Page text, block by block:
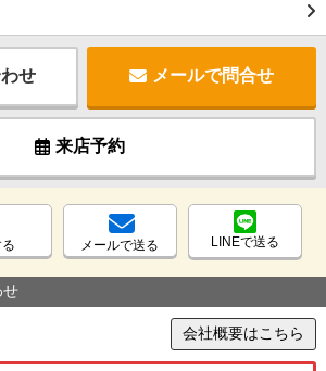
せ メールで問合せ
来店予約
メールで送る LINEで送る
せ
会社概要はこちら